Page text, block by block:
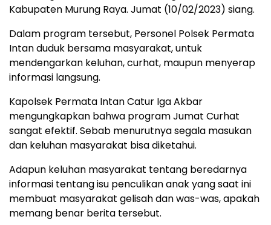
Kabupaten Murung Raya. Jumat (10/02/2023) siang.
Dalam program tersebut, Personel Polsek Permata
Intan duduk bersama masyarakat, untuk
mendengarkan keluhan, curhat, maupun menyerap
informasi langsung.
Kapolsek Permata Intan Catur Iga Akbar
mengungkapkan bahwa program Jumat Curhat
sangat efektif. Sebab menurutnya segala masukan
dan keluhan masyarakat bisa diketahui.
Adapun keluhan masyarakat tentang beredarnya
informasi tentang isu penculikan anak yang saat ini
membuat masyarakat gelisah dan was-was, apakah
memang benar berita tersebut.